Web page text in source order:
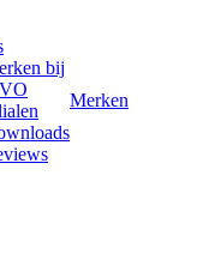
bij
Merken